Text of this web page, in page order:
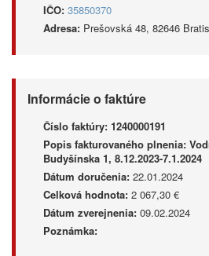
IČO: 35850370
Adresa: Prešovská 48, 82646
Informácie o faktúre
Číslo faktúry: 1240000191
Popis fakturovaného plnenia:
Budyšínska 1, 8.12.2023-7.1.2024
Dátum doručenia: 22.01.2024
Celková hodnota: 2 067,30 €
Dátum zverejnenia: 09.02.2024
Poznámka: